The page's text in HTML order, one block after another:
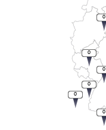
0
0
0
0
0
0